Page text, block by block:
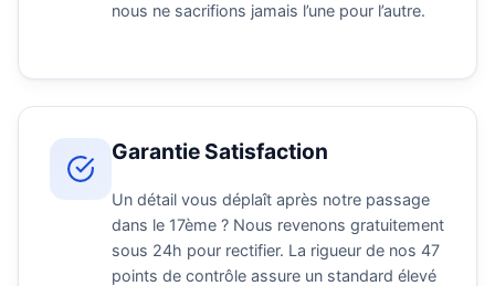
nous ne sacrifions jamais l’une pour l’autre.
Garantie Satisfaction
Un détail vous déplaît après notre passage
dans le 17ème ? Nous revenons gratuitement
sous 24h pour rectifier. La rigueur de nos 47
points de contrôle assure un standard élevé